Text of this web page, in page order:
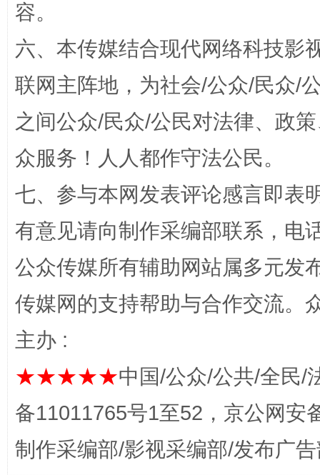
一颗心始终滚烫 还
完善运行机制助力责任有效落实
法徽映军营 权益有保障
容。
六、本传媒结合现代网络科技影
联网主阵地，为社会/公众/民众/
之间公众/民众/公民对法律、政
众服务！人人都作守法公民。
七、参与本网发表评论感言即表
有意见请向制作采编部联系，电
公众传媒所有辅助网站属多元发
传媒网的支持帮助与合作交流。
主办 :
★★★★★中国/公众/公共/全民/
备11011765号1至52，京公网安
制作采编部/影视采编部/发布广